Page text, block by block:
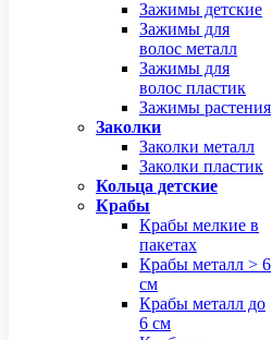
Зажимы детские
Зажимы для
волос металл
Зажимы для
волос пластик
Зажимы растения
Заколки
Заколки металл
Заколки пластик
Кольца детские
Крабы
Крабы мелкие в
пакетах
Крабы металл > 6
см
Крабы металл до
6 см